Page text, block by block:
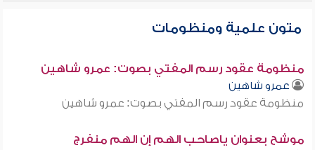
متون علمية ومنظومات
منظومة عقود رسم المفتي بصوت: عمرو شاهين
عمرو شاهين
منظومة عقود رسم المفتي بصوت: عمرو شاهين
موشح بعنوان ياصاحب الهم إن الهم منفرج